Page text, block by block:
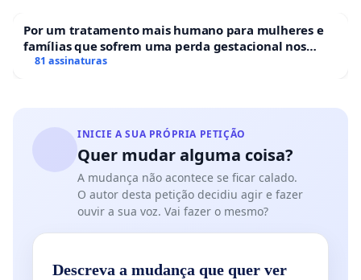
Por um tratamento mais humano para mulheres e
famílias que sofrem uma perda gestacional nos
hospitais portugueses
81 assinaturas
INICIE A SUA PRÓPRIA PETIÇÃO
Quer mudar alguma coisa?
A mudança não acontece se ficar calado.
O autor desta petição decidiu agir e fazer
ouvir a sua voz. Vai fazer o mesmo?
Descreva a mudança que quer ver